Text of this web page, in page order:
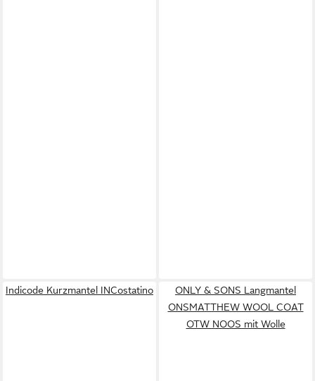
Indicode Kurzmantel INCostatino
ONLY & SONS Langmantel
ONSMATTHEW WOOL COAT
OTW NOOS mit Wolle